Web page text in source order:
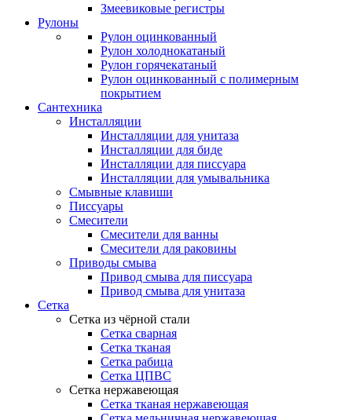
Змеевиковые регистры
Рулоны
Рулон оцинкованный
Рулон холоднокатаный
Рулон горячекатаный
Рулон оцинкованный с полимерным
покрытием
Сантехника
Инсталляции
Инсталляции для унитаза
Инсталляции для биде
Инсталляции для писсуара
Инсталляции для умывальника
Смывные клавиши
Писсуары
Смесители
Смесители для ванны
Смесители для раковины
Приводы смыва
Привод смыва для писсуара
Привод смыва для унитаза
Сетка
Сетка из чёрной стали
Сетка сварная
Сетка тканая
Сетка рабица
Сетка ЦПВС
Сетка нержавеющая
Сетка тканая нержавеющая